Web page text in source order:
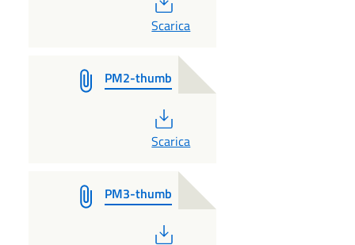
PDF
Scarica
PM2-thumb
PDF
Scarica
PM3-thumb